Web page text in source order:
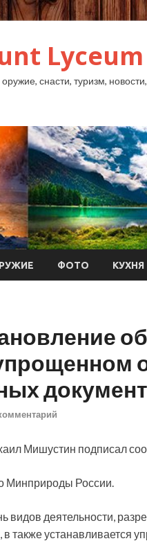
Lyceum
снасти, туризм,
ФОТО КУХНЯ
Мишустин подписал
Минприроды России.
видов деятельности,
также устанавливается